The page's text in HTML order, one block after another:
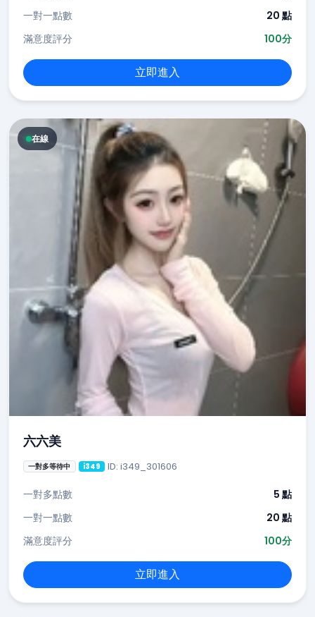
一對一點數
20 點
滿意度評分
100分
立即進入
在線
六六美
一對多等待中 i349 ID: i349_301606
一對多點數
5 點
一對一點數
20 點
滿意度評分
100分
立即進入